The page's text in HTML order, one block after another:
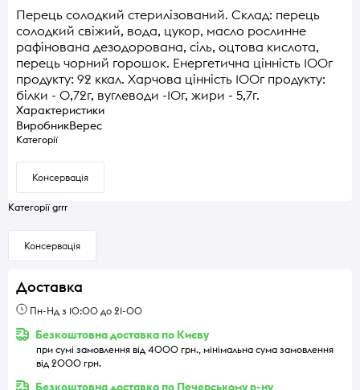
Перець солодкий стерилізований. Склад: перець
солодкий свіжий, вода, цукор, масло рослинне
рафінована дезодорована, сіль, оцтова кислота,
перець чорний горошок. Енергетична цінність 100г
продукту: 92 ккал. Харчова цінність 100г продукту:
білки - 0,72г, вуглеводи -10г, жири - 5,7г.
Характеристики
ВиробникВерес
Категорії
Консервація
Категорії grrr
Консервація
Доставка
Пн-Нд з 10:00 до 21-00
Безкоштовна доставка по Києву
при сумі замовлення від 4000 грн., мінімальна сума замовлення
від 2000 грн.
Безкоштовна доставка по Печерському р-ну